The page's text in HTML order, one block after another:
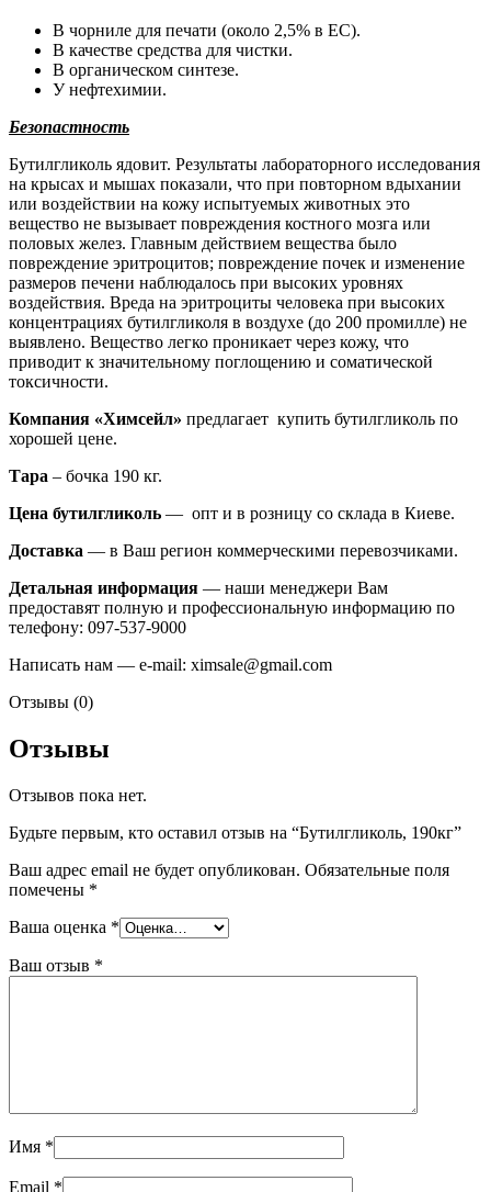
В чорниле для печати (около 2,5% в ЕС).
В качестве средства для чистки.
В органическом синтезе.
У нефтехимии.
Безопастность
Бутилгликоль ядовит. Результаты лабораторного исследования
на крысах и мышах показали, что при повторном вдыхании
или воздействии на кожу испытуемых животных это
вещество не вызывает повреждения костного мозга или
половых желез. Главным действием вещества было
повреждение эритроцитов; повреждение почек и изменение
размеров печени наблюдалось при высоких уровнях
воздействия. Вреда на эритроциты человека при высоких
концентрациях бутилгликоля в воздухе (до 200 промилле) не
выявлено. Вещество легко проникает через кожу, что
приводит к значительному поглощению и соматической
токсичности.
Компания «Химсейл» предлагает купить бутилгликоль по
хорошей цене.
Тара – бочка 190 кг.
Цена бутилгликоль — опт и в розницу со склада в Киеве.
Доставка — в Ваш регион коммерческими перевозчиками.
Детальная информация — наши менеджери Вам
предоставят полную и профессиональную информацию по
телефону: 097-537-9000
Написать нам — e-mail: ximsale@gmail.com
Отзывы (0)
Отзывы
Отзывов пока нет.
Будьте первым, кто оставил отзыв на “Бутилгликоль, 190кг”
Ваш адрес email не будет опубликован. Обязательные поля
помечены *
Ваша оценка *
Ваш отзыв *
Имя *
Email *